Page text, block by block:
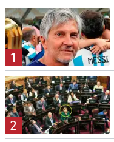
1
2